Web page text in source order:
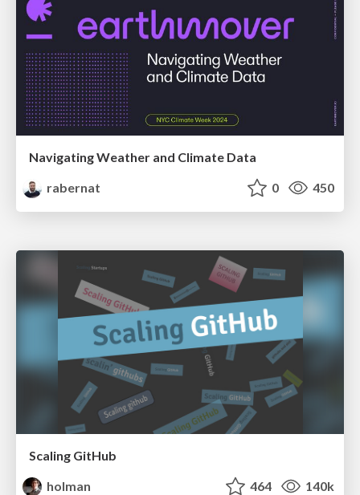
Navigating Weather and Climate Data
rabernat
0 450
Scaling GitHub
holman
464 140k